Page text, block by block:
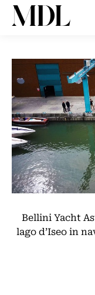
Bellini Yacht
lago d’Iseo in